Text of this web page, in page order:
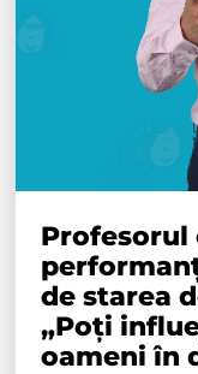
Profesorul
de starea
„Poți
oameni în